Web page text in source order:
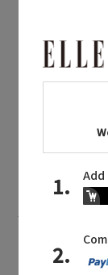
メゾン・エヌ